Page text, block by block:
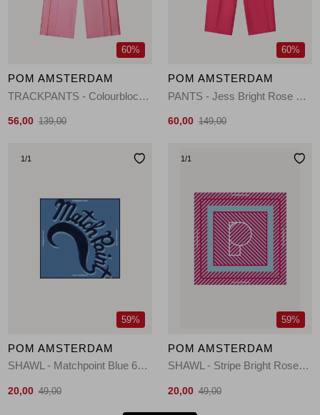
60%
POM AMSTERDAM
TRACKPANTS - Colourblock Cheering Pink 500 pink
56,00 139,00
60%
POM AMSTERDAM
PANTS - Jess Bright Rose 500 pink
60,00 149,00
1/1
59%
POM AMSTERDAM
SHAWL - Matchpoint Blue 650 blue
20,00 49,00
1/1
59%
POM AMSTERDAM
SHAWL - Stripe Bright Rose 500 pink
20,00 49,00